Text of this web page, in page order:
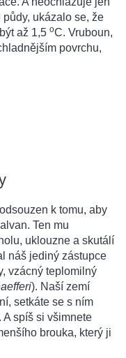
ukázalo se, že
až 1,5 oC. Vruboun,
povrchu,
k tomu, aby
Ten mu
uklouzne a skutálí
náš jediný zástupce
vzácný teplomilný
). Naší zemí
setkáte se s ním
A spíš si všimnete
brouka, který ji